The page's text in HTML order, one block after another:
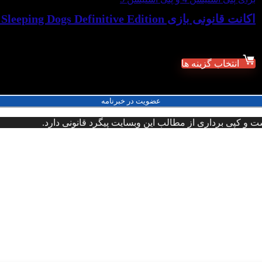
اکانت قانونی بازی Sleeping Dogs Definitive Edition برای PS
انتخاب گزینه ها
عضویت در خبرنامه
کپی برداری از مطالب این وبسایت پیگرد قانونی دارد.